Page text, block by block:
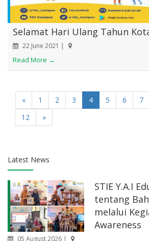
Selamat Hari Ulang Tahun
22 June 2021 |
Read More →
« 1 2 3 4 5 6 7
12
»
Latest News
STIE Y.A.I
tentang
melalui
Awareness
05 August 2026 |